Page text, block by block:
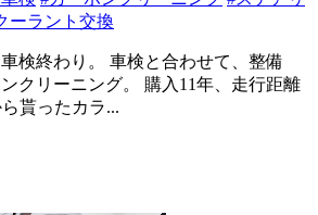
ーラント交換
検終わり。 車検と合わせて、整備
クリーニング。 購入11年、走行距離
貰ったカラ...